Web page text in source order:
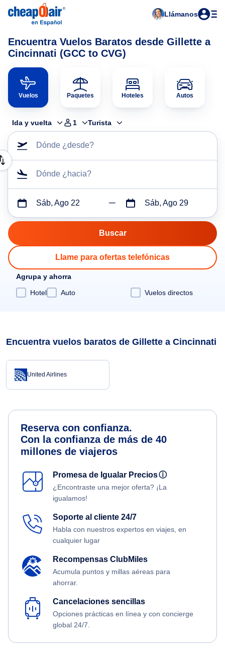
Llámanos
Encuentra Vuelos Baratos desde Gillette a
Cincinnati (GCC to CVG)
Vuelos Paquetes Hoteles Autos
Ida y vuelta 1 Turista
Dónde ¿desde?
Dónde ¿hacia?
Sáb, Ago 22 Sáb, Ago 29
Llame para ofertas telefónicas
Agrupa y ahorra
Hotel
Auto Vuelos directos
Encuentra vuelos baratos de Gillette a Cincinnati
United Airlines
Reserva con confianza.
Con la confianza de más de 40
millones de viajeros
Promesa de Igualar Preciosⓘ
¿Encontraste una mejor oferta? ¡La
igualamos!
Soporte al cliente 24/7
Habla con nuestros expertos en viajes, en
cualquier lugar
Recompensas ClubMiles
Acumula puntos y millas aéreas para
ahorrar.
Cancelaciones sencillas
Opciones prácticas en línea y con concierge
global 24/7.